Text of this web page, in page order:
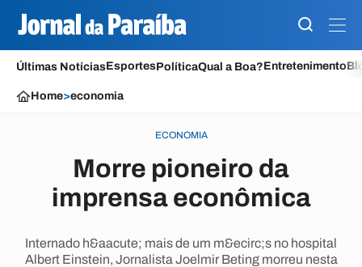
Últimas NotíciasEsportesPolíticaQual a Boa?Entretenimento
Home>economia
ECONOMIA
Morre pioneiro da
imprensa econômica
Internado h&aacute; mais de um m&ecirc;s no hospital
Albert Einstein, Jornalista Joelmir Beting morreu nesta